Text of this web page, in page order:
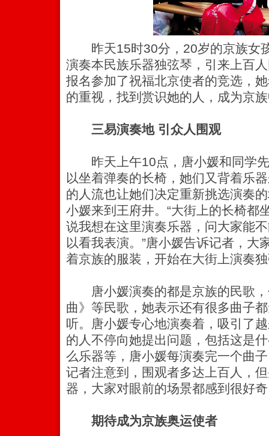
昨天15时30分，20岁的京族女
演奏本民族乐器独弦琴，引来上百
报名参加了祝福北京使者的竞选，
的重视，找到赏识她的人，成为京
三易演奏地 引众人围观
昨天上午10点，唐小媛和同学先
以坐着弹奏的长椅，她们又背着乐
的人流也让她们决定重新挑选演奏
小媛来到王府井。 “大街上的长椅都
说我想在这里演奏乐器，问大家能
以看我表演。”唐小媛告诉记者，大
着京族的服装，开始在大街上演奏
唐小媛演奏的都是京族的民歌，
曲》等民歌，她表示还有很多曲子
听。唐小媛专心地演奏着，吸引了
的人不停向她提出问题，包括这是
么乐器等，唐小媛每演奏完一个曲
记者注意到，围观者多达上百人，
器，大家对眼前的场景都感到很好
期待成为京族奥运使者